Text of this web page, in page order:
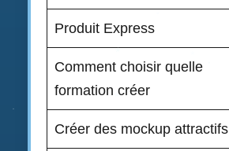
Produit Express
Comment choisir quelle
formation créer
Créer des mockup attractifs